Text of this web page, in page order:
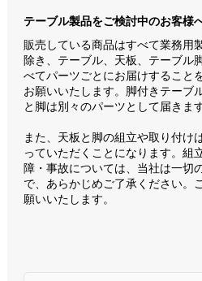
テーブル製品をご検討中のお客様
販売している商品はすべて業務用
除き、テーブル、天板、テーブル
べてパーツごとにお届けすること
お願いいたします。脚付きテーブ
と脚は別々のパーツとして届きます
また、天板と脚の組立や取り付け
っていただくことになります。組
障・事故については、当社は一切
で、あらかじめご了承ください。
願いいたします。